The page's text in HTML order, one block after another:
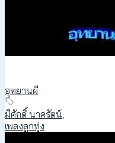
อุทยานผี
มีศักดิ์ นาครัตน์,
เพลงลูกทุ่ง